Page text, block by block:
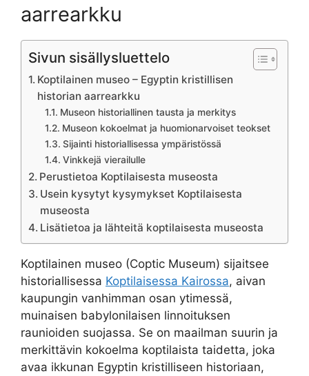
aarrearkku
Sivun sisällysluettelo
Koptilainen museo – Egyptin kristillisen
historian aarrearkku
Museon historiallinen tausta ja merkitys
Museon kokoelmat ja huomionarvoiset teokset
Sijainti historiallisessa ympäristössä
Vinkkejä vierailulle
Perustietoa Koptilaisesta museosta
Usein kysytyt kysymykset Koptilaisesta
museosta
Lisätietoa ja lähteitä koptilaisesta museosta
Koptilainen museo (Coptic Museum) sijaitsee
historiallisessa Koptilaisessa Kairossa, aivan
kaupungin vanhimman osan ytimessä,
muinaisen babylonilaisen linnoituksen
raunioiden suojassa. Se on maailman suurin ja
merkittävin kokoelma koptilaista taidetta, joka
avaa ikkunan Egyptin kristilliseen historiaan,